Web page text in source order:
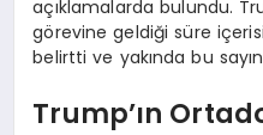
açıklamalarda bulundu.
görevine geldiği süre
belirtti ve yakında bu
Trump’ın